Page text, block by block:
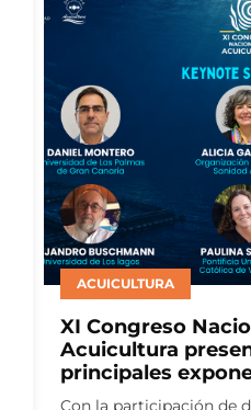
SALMONICULTURA
Consejo del
Reporte de
consolida seis
continua